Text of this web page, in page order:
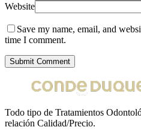
Website
Save my name, email, and
time I comment.
Todo tipo de Tratamientos
relación Calidad/Precio.